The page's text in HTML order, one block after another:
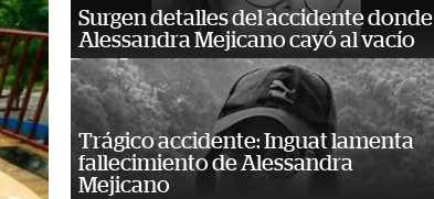
Surgen detalles del accidente donde
Alessandra Mejicano cayó al vacío
Trágico accidente: Inguat lamenta
fallecimiento de Alessandra
Mejicano